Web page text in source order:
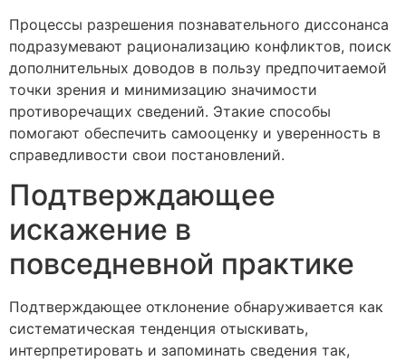
Процессы разрешения познавательного диссонанса
подразумевают рационализацию конфликтов, поиск
дополнительных доводов в пользу предпочитаемой
точки зрения и минимизацию значимости
противоречащих сведений. Этакие способы
помогают обеспечить самооценку и уверенность в
справедливости свои постановлений.
Подтверждающее
искажение в
повседневной практике
Подтверждающее отклонение обнаруживается как
систематическая тенденция отыскивать,
интерпретировать и запоминать сведения так,